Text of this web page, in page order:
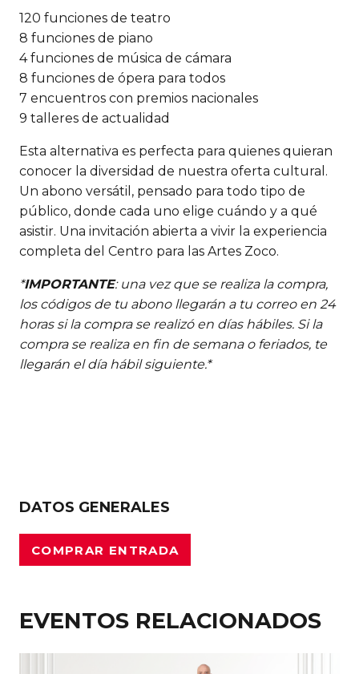
120 funciones de teatro
8 funciones de piano
4 funciones de música de cámara
8 funciones de ópera para todos
7 encuentros con premios nacionales
9 talleres de actualidad
Esta alternativa es perfecta para quienes quieran
conocer la diversidad de nuestra oferta cultural.
Un abono versátil, pensado para todo tipo de
público, donde cada uno elige cuándo y a qué
asistir. Una invitación abierta a vivir la experiencia
completa del Centro para las Artes Zoco.
*IMPORTANTE: una vez que se realiza la compra,
los códigos de tu abono llegarán a tu correo en 24
horas si la compra se realizó en días hábiles. Si la
compra se realiza en fin de semana o feriados, te
llegarán el día hábil siguiente.*
DATOS GENERALES
COMPRAR ENTRADA
EVENTOS RELACIONADOS